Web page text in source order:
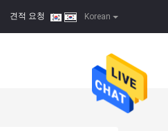
Korean
견적 요청 |